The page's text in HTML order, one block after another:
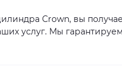
Crown, вы
услуг. Мы